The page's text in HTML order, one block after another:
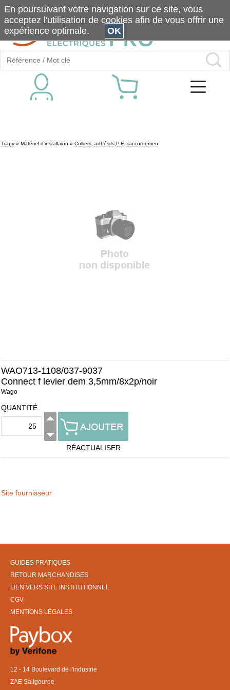
Trapy » Matériel d'installaion » Colliers, adhésifs,P.E, raccordemen
WAO713-1108/037-9037
Connect f levier dem 3,5mm/8x2p/noir
Wago
QUANTITÉ
RÉACTUALISER
Site fournisseur
GUIDES PRATIQUES
RETOUR MARCHANDISES
LIEN VERS SITE INSTITUTIONNEL
CGV
MENTIONS LÉGALES
12 - 14 Boulevard de l'industrie
ZAE Saltgourde
En poursuivant votre navigation sur ce site, vous
acceptez l'utilisation de cookies afin de vous offrir une
expérience optimale.
OK